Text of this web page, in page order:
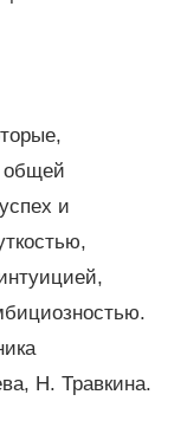
общей
и
Н. Травкина.